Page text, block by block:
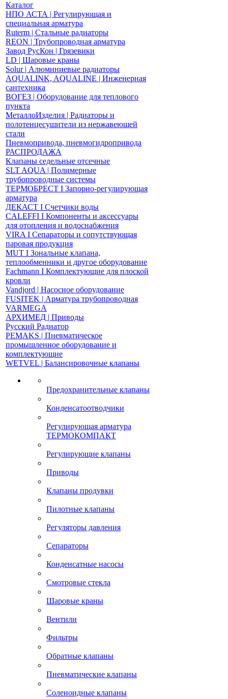
Каталог
НПО АСТА | Регулирующая и
специальная арматура
Ruterm | Стальные радиаторы
REON | Трубопроводная арматура
Завод РусКон | Грязевики
LD | Шаровые краны
Solur | Алюминиевые радиаторы
AQUALINK, AQUALINE | Инженерная
сантехника
ВОГЕЗ | Оборудование для теплового
пункта
МеталлоИзделия | Радиаторы и
полотенцесушители из нержавеющей
стали
Пневмопривода, пневмогидропривода
РАСПРОДАЖА
Клапаны седельные отсечные
SLT AQUA | Полимерные
трубопроводные системы
ТЕРМОБРЕСТ І Запорно-регулирующая
арматура
ДЕКАСТ І Счетчики воды
CALEFFI І Компоненты и аксессуары
для отопления и водоснабжения
VIRA І Сепараторы и сопутствующая
паровая продукция
MUT І Зональные клапана,
теплообменники и другое оборудование
Fachmann І Комплектующие для плоской
кровли
Vandjord | Насосное оборудование
FUSITEK | Арматура трубопроводная
VARMEGA
АРХИМЕД | Приводы
Русский Радиатор
PEMAKS | Пневматическое
промышленное оборудование и
комплектующие
WETVEL | Балансировочные клапаны
Предохранительные клапаны
Конденсатоотводчики
Регулирующая арматура
ТЕРМОКОМПАКТ
Регулирующие клапаны
Приводы
Клапаны продувки
Пилотные клапаны
Регуляторы давления
Сепараторы
Конденсатные насосы
Смотровые стекла
Шаровые краны
Вентили
Фильтры
Обратные клапаны
Пневматические клапаны
Соленоидные клапаны